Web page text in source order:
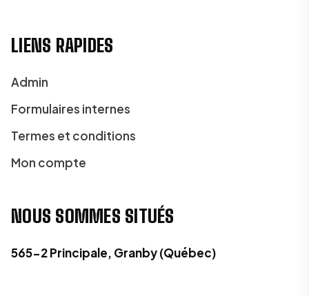
LIENS RAPIDES
Admin
Formulaires internes
Termes et conditions
Mon compte
NOUS SOMMES SITUÉS
565-2 Principale, Granby (Québec)